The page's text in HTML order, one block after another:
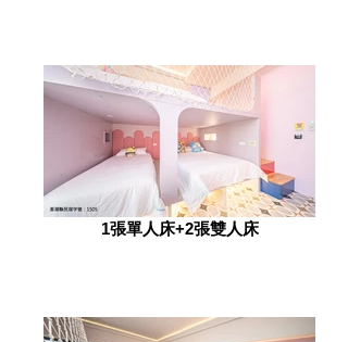
1張單人床+2張雙人床